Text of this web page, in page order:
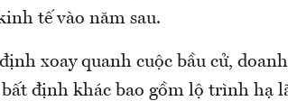
tế vào năm sau.
xoay quanh cuộc bầu cử,
định khác bao gồm lộ trình hạ